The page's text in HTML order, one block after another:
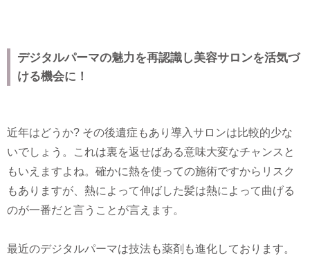
デジタルパーマの魅力を再認識し美容サロンを活気づ
ける機会に！
近年はどうか? その後遺症もあり導入サロンは比較的少な
いでしょう。これは裏を返せばある意味大変なチャンスと
もいえますよね。確かに熱を使っての施術ですからリスク
もありますが、熱によって伸ばした髪は熱によって曲げる
のが一番だと言うことが言えます。
最近のデジタルパーマは技法も薬剤も進化しております。